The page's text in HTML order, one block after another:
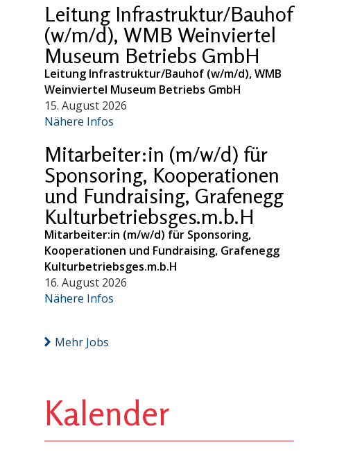
Leitung Infrastruktur/Bauhof
(w/m/d), WMB Weinviertel
Museum Betriebs GmbH
Leitung Infrastruktur/Bauhof (w/m/d), WMB
Weinviertel Museum Betriebs GmbH
15. August 2026
Nähere Infos
Mitarbeiter:in (m/w/d) für
Sponsoring, Kooperationen
und Fundraising, Grafenegg
Kulturbetriebsges.m.b.H
Mitarbeiter:in (m/w/d) für Sponsoring,
Kooperationen und Fundraising, Grafenegg
Kulturbetriebsges.m.b.H
16. August 2026
Nähere Infos
Mehr Jobs
Kalender